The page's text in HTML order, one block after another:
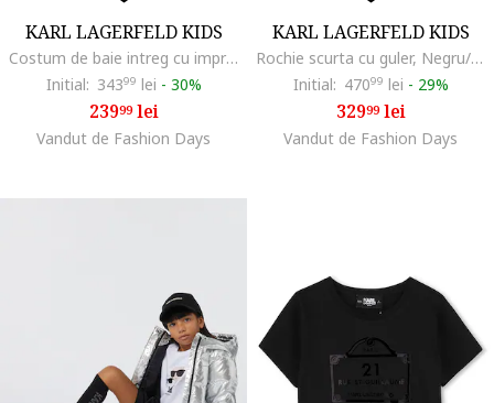
KARL LAGERFELD KIDS
Costum de baie intreg cu imprimeu logo, Negru stins/Alb murdar
Initial: 34399 lei - 30%
23999lei
Vandut de Fashion Days
KARL LAGERFELD KIDS
Rochie scurta cu guler, Negru/Alb optic
Initial: 47099 lei - 29%
32999lei
Vandut de Fashion Days